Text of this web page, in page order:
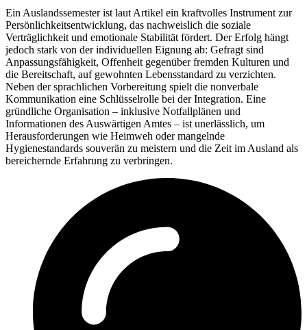
Ein Auslandssemester ist laut Artikel ein kraftvolles Instrument zur
Persönlichkeitsentwicklung, das nachweislich die soziale
Verträglichkeit und emotionale Stabilität fördert. Der Erfolg hängt
jedoch stark von der individuellen Eignung ab: Gefragt sind
Anpassungsfähigkeit, Offenheit gegenüber fremden Kulturen und
die Bereitschaft, auf gewohnten Lebensstandard zu verzichten.
Neben der sprachlichen Vorbereitung spielt die nonverbale
Kommunikation eine Schlüsselrolle bei der Integration. Eine
gründliche Organisation – inklusive Notfallplänen und
Informationen des Auswärtigen Amtes – ist unerlässlich, um
Herausforderungen wie Heimweh oder mangelnde
Hygienestandards souverän zu meistern und die Zeit im Ausland als
bereichernde Erfahrung zu verbringen.